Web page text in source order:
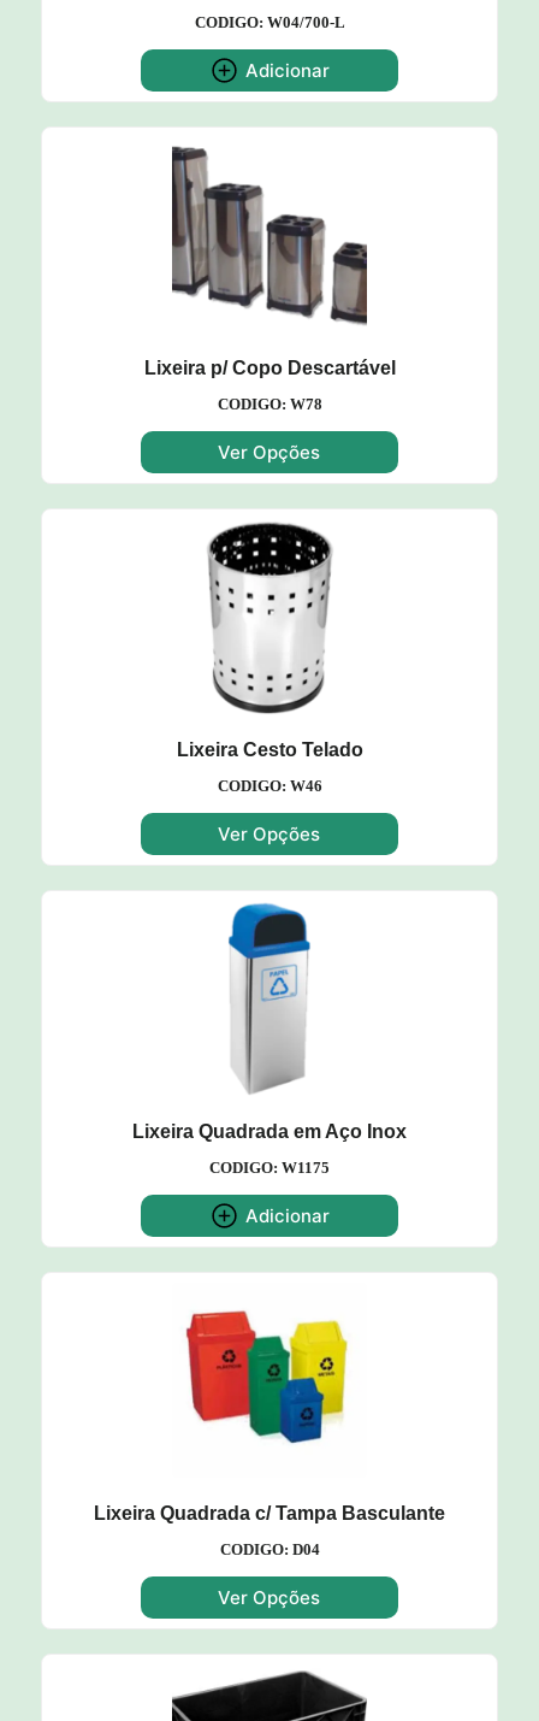
CODIGO: W04/700-L
Adicionar
Lixeira p/ Copo Descartável
CODIGO: W78
Ver Opções
Lixeira Cesto Telado
CODIGO: W46
Ver Opções
Lixeira Quadrada em Aço Inox
CODIGO: W1175
Adicionar
Lixeira Quadrada c/ Tampa Basculante
CODIGO: D04
Ver Opções